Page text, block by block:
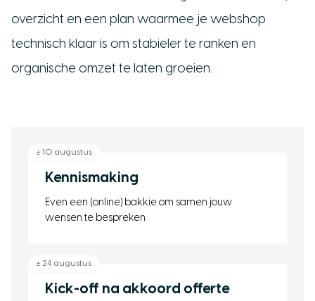
overzicht en een plan waarmee je webshop
technisch klaar is om stabieler te ranken en
organische omzet te laten groeien.
± 10 augustus
Kennismaking
Even een (online) bakkie om samen jouw
wensen te bespreken
± 24 augustus
Kick-off na akkoord offerte